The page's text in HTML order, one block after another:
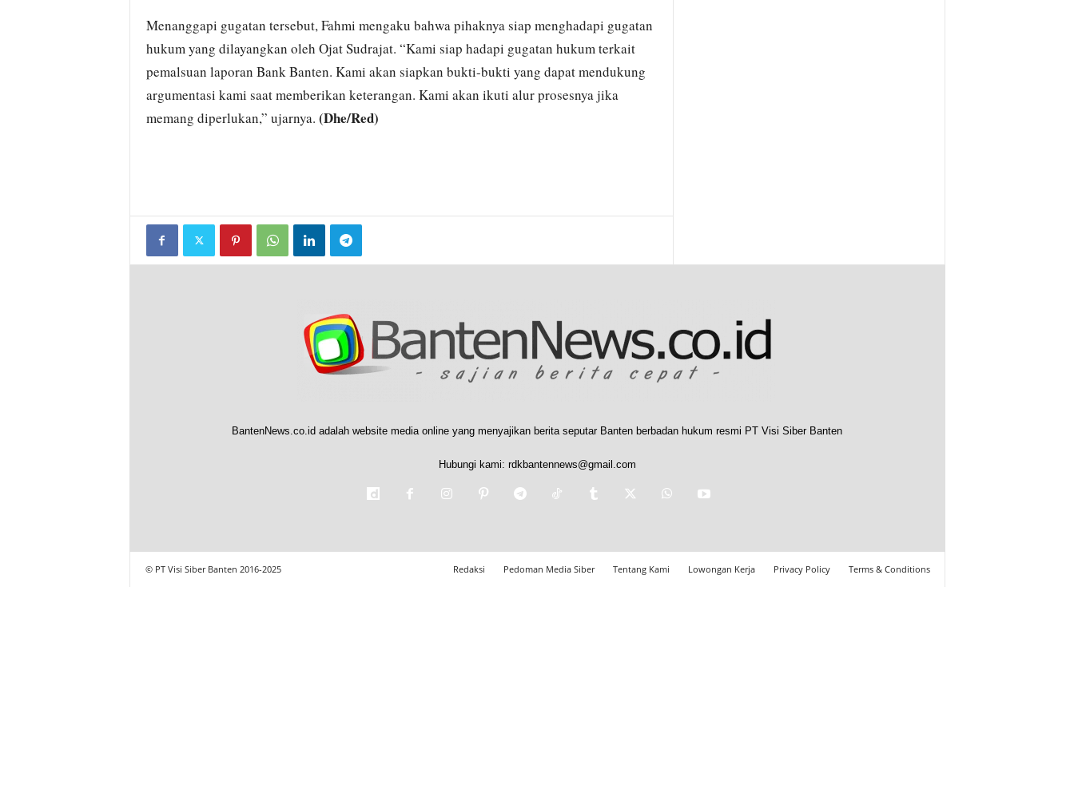
Menanggapi gugatan tersebut, Fahmi mengaku bahwa pihaknya siap menghadapi gugatan
hukum yang dilayangkan oleh Ojat Sudrajat. “Kami siap hadapi gugatan hukum terkait
pemalsuan laporan Bank Banten. Kami akan siapkan bukti-bukti yang dapat mendukung
argumentasi kami saat memberikan keterangan. Kami akan ikuti alur prosesnya jika
memang diperlukan,” ujarnya. (Dhe/Red)
BantenNews.co.id adalah website media online yang menyajikan berita seputar Banten berbadan hukum resmi PT Visi Siber Banten
Hubungi kami: rdkbantennews@gmail.com
Redaksi Pedoman Media Siber Tentang Kami Lowongan Kerja Privacy Policy Terms & Conditions
© PT Visi Siber Banten 2016-2025